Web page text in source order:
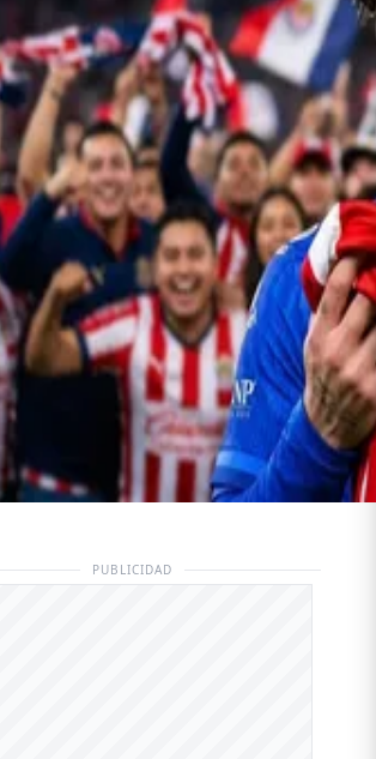
PUBLICIDAD